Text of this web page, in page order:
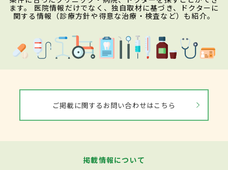
ます。 医院情報だけでなく、独自取材に基づき、ドクターに
関する情報（診療方針や得意な治療・検査など）も紹介。
ご掲載に関するお問い合わせはこちら
掲載情報について